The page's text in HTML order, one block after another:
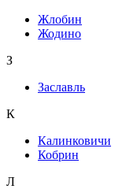
Жлобин
Жодино
З
Заславль
К
Калинковичи
Кобрин
Л